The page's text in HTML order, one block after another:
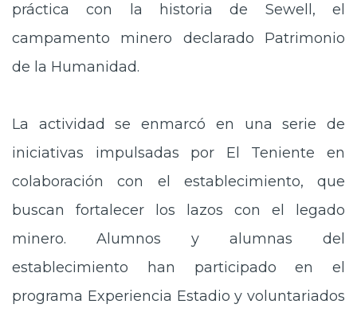
práctica con la historia de Sewell, el
campamento minero declarado Patrimonio
de la Humanidad.
La actividad se enmarcó en una serie de
iniciativas impulsadas por El Teniente en
colaboración con el establecimiento, que
buscan fortalecer los lazos con el legado
minero. Alumnos y alumnas del
establecimiento han participado en el
programa Experiencia Estadio y voluntariados